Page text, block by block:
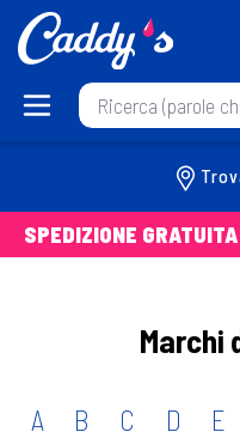
SPEDIZIONE GRATUITA
Marchi
A B C D E